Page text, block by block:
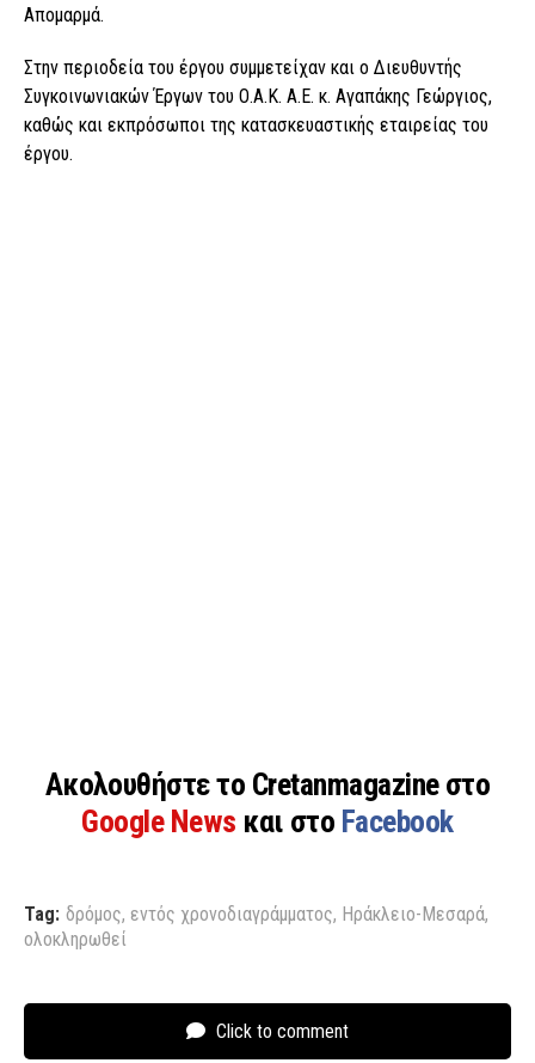
Απομαρμά.
Στην περιοδεία του έργου συμμετείχαν και ο Διευθυντής
Συγκοινωνιακών Έργων του Ο.Α.Κ. Α.Ε. κ. Αγαπάκης Γεώργιος,
καθώς και εκπρόσωποι της κατασκευαστικής εταιρείας του
έργου.
Ακολουθήστε το Cretanmagazine στο
Google News και στο Facebook
Tag: δρόμος, εντός χρονοδιαγράμματος, Ηράκλειο-Μεσαρά,
ολοκληρωθεί
Click to comment